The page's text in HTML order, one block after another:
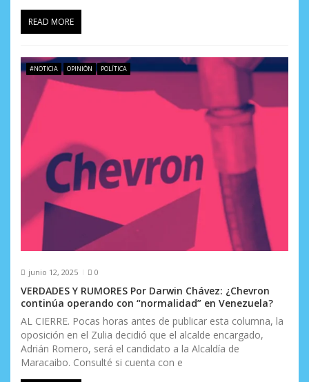
READ MORE
#NOTICIA OPINIÓN POLÍTICA
junio 12, 2025 0
VERDADES Y RUMORES Por Darwin Chávez: ¿Chevron
continúa operando con “normalidad” en Venezuela?
AL CIERRE. Pocas horas antes de publicar esta columna, la
oposición en el Zulia decidió que el alcalde encargado,
Adrián Romero, será el candidato a la Alcaldía de
Maracaibo. Consulté si cuenta con e